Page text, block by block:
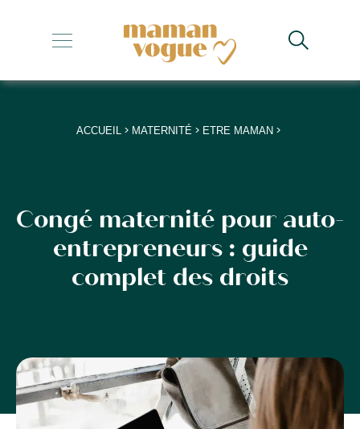
+
+
+
+
ACCUEIL > MATERNITÉ > ETRE MAMAN >
Congé maternité pour auto-
entrepreneurs : guide
complet des droits